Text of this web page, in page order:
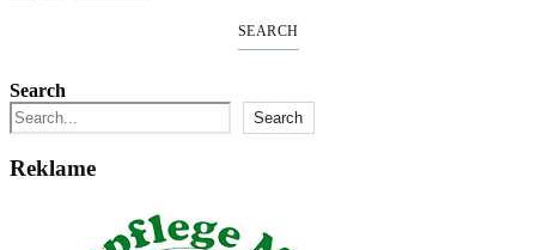
SEARCH
Search
Search
Reklame